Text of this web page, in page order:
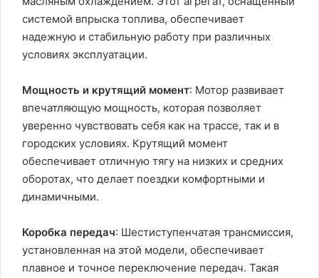
системой впрыска топлива, обеспечивает
надежную и стабильную работу при различных
условиях эксплуатации.
Мощность и крутящий момент: Мотор развивает
впечатляющую мощность, которая позволяет
уверенно чувствовать себя как на трассе, так и в
городских условиях. Крутящий момент
обеспечивает отличную тягу на низких и средних
оборотах, что делает поездки комфортными и
динамичными.
Коробка передач: Шестиступенчатая трансмиссия,
установленная на этой модели, обеспечивает
плавное и точное переключение передач. Такая